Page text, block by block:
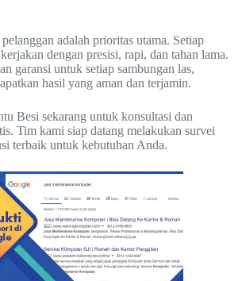
adalah prioritas utama. Setiap
dengan presisi, rapi, dan tahan lama.
garansi untuk setiap sambungan las,
hasil yang aman dan terjamin.
Besi sekarang untuk konsultasi dan
Tim kami siap datang melakukan survei
terbaik untuk kebutuhan Anda.